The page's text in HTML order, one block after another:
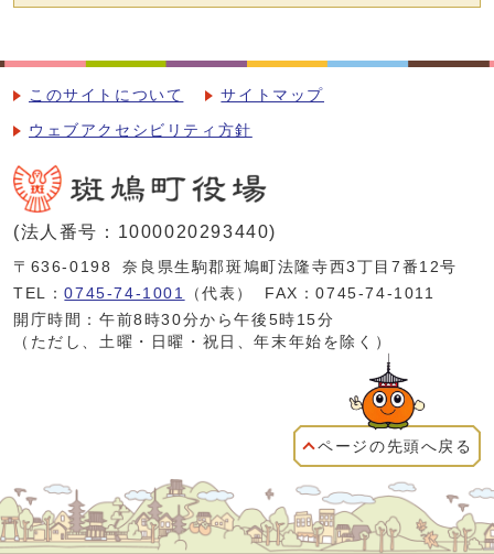
このサイトについて サイトマップ
ウェブアクセシビリティ方針
(法人番号：1000020293440)
〒636-0198
奈良県生駒郡斑鳩町法隆寺西3丁目7番12号
TEL：0745-74-1001 （代表）
FAX：0745-74-1011
開庁時間：午前8時30分から午後5時15分
（ただし、土曜・日曜・祝日、年末年始を除く）
ページの先頭へ戻る